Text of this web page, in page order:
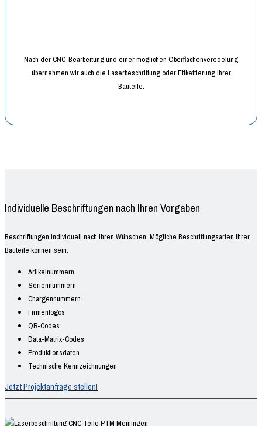
Nach der CNC-Bearbeitung und einer möglichen Oberflächenveredelung
übernehmen wir auch die Laserbeschriftung oder Etikettierung Ihrer
Bauteile.
Individuelle Beschriftungen nach Ihren Vorgaben
Beschriftungen individuell nach Ihren Wünschen. Mögliche Beschriftungsarten Ihrer
Bauteile können sein:
Artikelnummern
Seriennummern
Chargennummern
Firmenlogos
QR-Codes
Data-Matrix-Codes
Produktionsdaten
Technische Kennzeichnungen
Jetzt Projektanfrage stellen!